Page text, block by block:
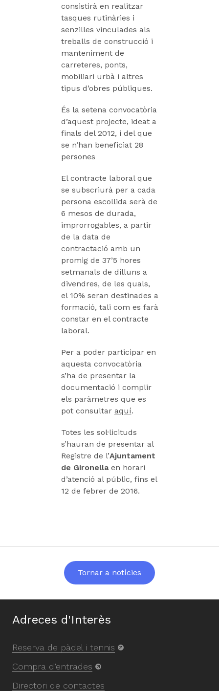
consistirà en realitzar
tasques rutinàries i
senzilles vinculades als
treballs de construcció i
manteniment de
carreteres, ponts,
mobiliari urbà i altres
tipus d’obres públiques.
És la setena convocatòria
d’aquest projecte, ideat a
finals del 2012, i del que
se n’han beneficiat 28
persones
El contracte laboral que
se subscriurà per a cada
persona escollida serà de
6 mesos de durada,
improrrogables, a partir
de la data de
contractació amb un
promig de 37’5 hores
setmanals de dilluns a
divendres, de les quals,
el 10% seran destinades a
formació, tali com es farà
constar en el contracte
laboral.
Per a poder participar en
aquesta convocatòria
s’ha de presentar la
documentació i complir
els paràmetres que es
pot consultar aquí.
Totes les sol·licituds
s’hauran de presentar al
Registre de l’Ajuntament
de Gironellaen horari
d’atenció al públic, fins el
12 de febrer de 2016.
Tornar a notícies
Adreces d'Interès
Reserva de pàdel i tennis
Compra d’entrades
Directori de contactes